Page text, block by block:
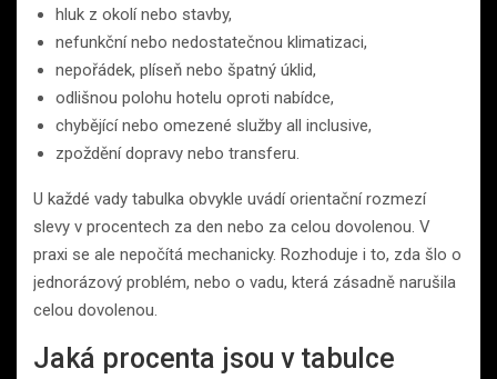
hluk z okolí nebo stavby,
nefunkční nebo nedostatečnou klimatizaci,
nepořádek, plíseň nebo špatný úklid,
odlišnou polohu hotelu oproti nabídce,
chybějící nebo omezené služby all inclusive,
zpoždění dopravy nebo transferu.
U každé vady tabulka obvykle uvádí orientační rozmezí
slevy v procentech za den nebo za celou dovolenou. V
praxi se ale nepočítá mechanicky. Rozhoduje i to, zda šlo o
jednorázový problém, nebo o vadu, která zásadně narušila
celou dovolenou.
Jaká procenta jsou v tabulce